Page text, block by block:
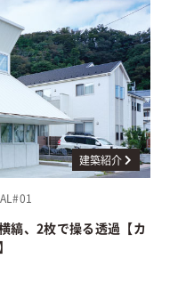
建築紹介
縞、2枚で操る透過【カ